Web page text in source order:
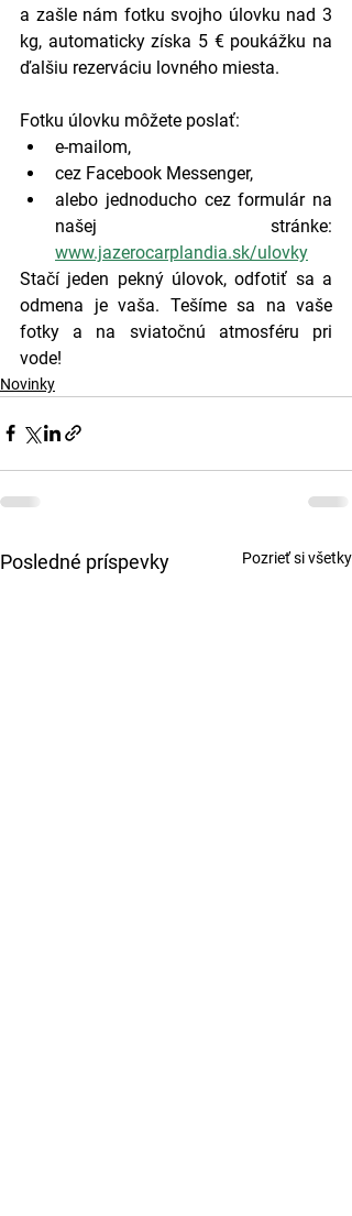
a zašle nám fotku svojho úlovku nad 3
kg, automaticky získa 5 € poukážku na
ďalšiu rezerváciu lovného miesta.
Fotku úlovku môžete poslať:
e-mailom,
cez Facebook Messenger,
alebo jednoducho cez formulár na
www.jazerocarplandia.sk/ulovky
Stačí jeden pekný úlovok, odfotiť sa a
odmena je vaša. Tešíme sa na vaše
fotky a na sviatočnú atmosféru pri
vode!
Novinky
Posledné príspevky Pozrieť si všetky